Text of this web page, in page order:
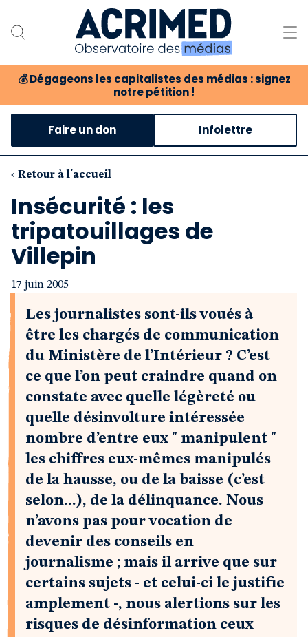
💰 Dégageons les capitalistes des médias : signez
notre pétition !
Notre association
Notre critique des médias
Nos propositions
Notre revue
Boutique
Faire un don Infolettre
‹ Retour à l'accueil
Insécurité : les
tripatouillages de
Villepin
17 juin 2005
Les journalistes sont-ils voués à
être les chargés de communication
du Ministère de l’Intérieur ? C’est
ce que l’on peut craindre quand on
constate avec quelle légèreté ou
quelle désinvolture intéressée
nombre d’entre eux " manipulent "
les chiffres eux-mêmes manipulés
de la hausse, ou de la baisse (c’est
selon...), de la délinquance. Nous
n’avons pas pour vocation de
devenir des conseils en
journalisme ; mais il arrive que sur
certains sujets - et celui-ci le justifie
amplement -, nous alertions sur les
risques de désinformation ceux